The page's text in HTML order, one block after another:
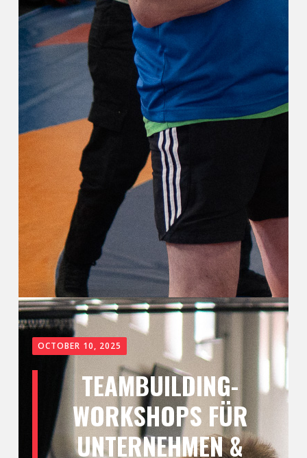
OCTOBER 10, 2025
TEAMBUILDING-
WORKSHOPS FÜR
UNTERNEHMEN &